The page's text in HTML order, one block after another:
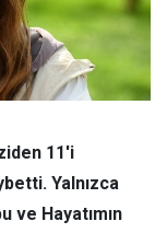
11'i
Yalnızca
ve Hayatımın